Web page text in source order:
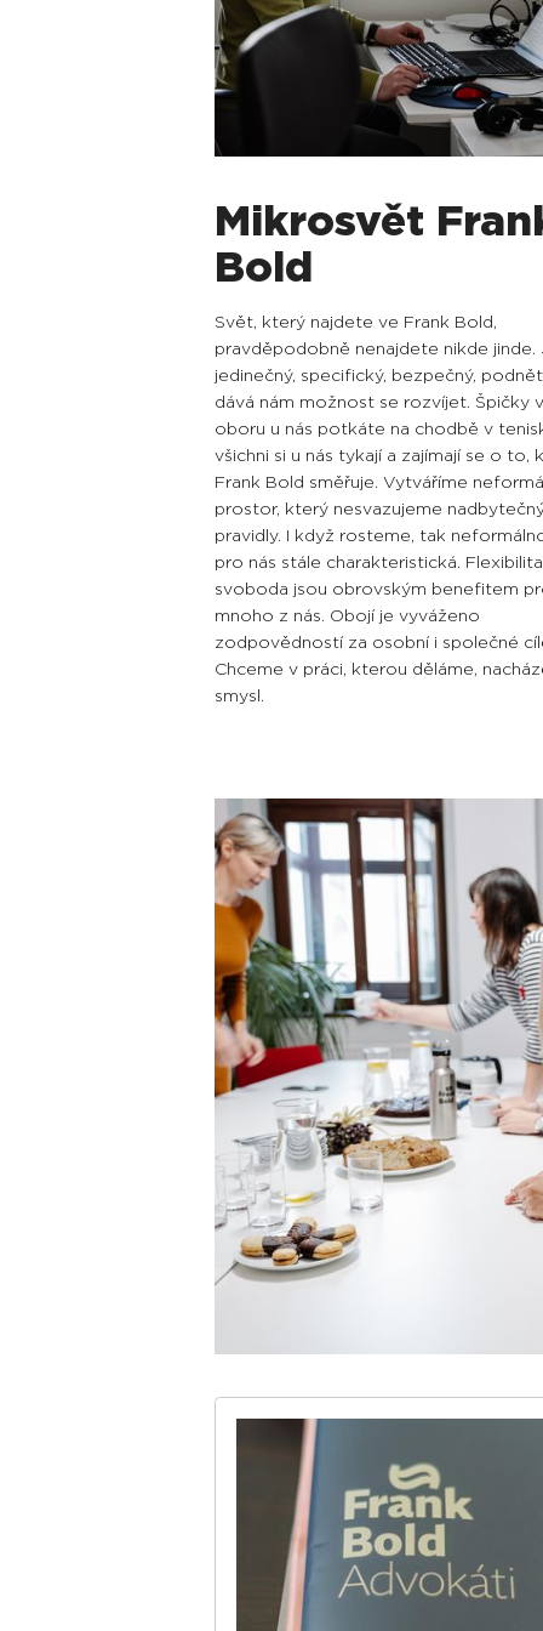
Mikrosvět
Bold
Svět, který najdete ve Frank Bold,
pravděpodobně nenajdete nikde jinde.
jedinečný, specifický, bezpečný,
dává nám možnost se rozvíjet. Špičky v
oboru u nás potkáte na chodbě v
všichni si u nás tykají a zajímají se o to,
Frank Bold směřuje. Vytváříme
prostor, který nesvazujeme
pravidly. I když rosteme, tak
pro nás stále charakteristická.
svoboda jsou obrovským benefitem
mnoho z nás. Obojí je vyváženo
zodpovědností za osobní i společné
Chceme v práci, kterou děláme,
smysl.